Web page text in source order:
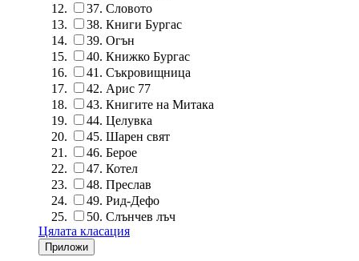
37. Словото
38. Книги Бургас
39. Огън
40. Книжко Бургас
41. Съкровищница
42. Арис 77
43. Книгите на Митака
44. Целувка
45. Шарен свят
46. Берое
47. Котел
48. Преслав
49. Рид-Дефо
50. Слънчев лъч
Цялата класация